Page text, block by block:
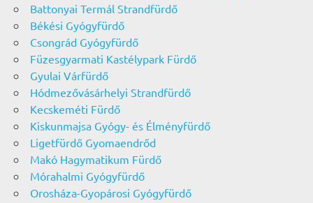
Battonyai Termál Strandfürdő
Békési Gyógyfürdő
Csongrád Gyógyfürdő
Füzesgyarmati Kastélypark Fürdő
Gyulai Várfürdő
Hódmezővásárhelyi Strandfürdő
Kecskeméti Fürdő
Kiskunmajsa Gyógy- és Élményfürdő
Ligetfürdő Gyomaendrőd
Makó Hagymatikum Fürdő
Mórahalmi Gyógyfürdő
Orosháza-Gyopárosi Gyógyfürdő